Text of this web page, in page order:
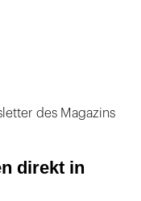
des Magazins
direkt in